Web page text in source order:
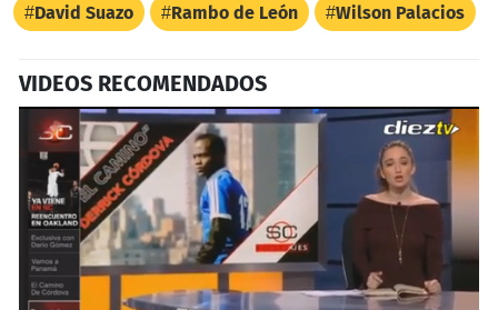
David Suazo Rambo de León Wilson Palacios
VIDEOS RECOMENDADOS